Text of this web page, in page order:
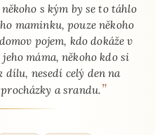
s kým by se to táhlo
maminku, pouze někoho
pojem, kdo dokáže v
máma, někoho kdo si
nesedí celý den na
a srandu.”